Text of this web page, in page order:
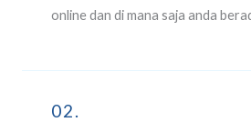
online dan di mana saja anda
02.